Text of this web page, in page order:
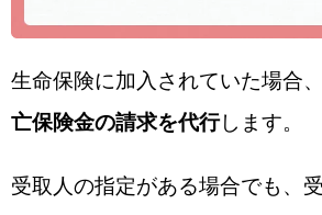
生命保険に加入されていた場合
亡保険金の請求を代行します。
受取人の指定がある場合でも、